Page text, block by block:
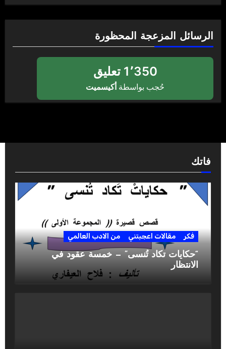
الرسائل المزعجة المحظورة
1٬350 تعليق
حُجب بواسطةأكيسميت
فاتك
فكر مقالات اعجبتني من الادب العالمي
“حكايات تكاد تُنسى” — خمسة عقود في
الانتظار